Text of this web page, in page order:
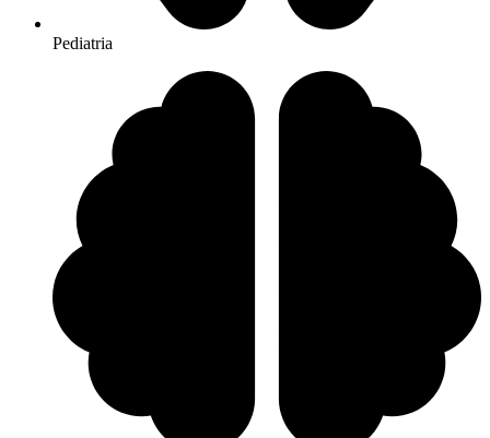
Pediatria